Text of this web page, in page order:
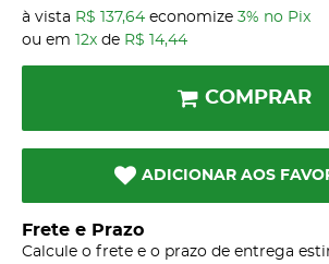
à vista R$ 137,64 economize 3% no Pix
ou em
12x de R$ 14,44
COMPRAR
ADICIONAR AOS
Frete e Prazo
Calcule o frete e o prazo de entrega